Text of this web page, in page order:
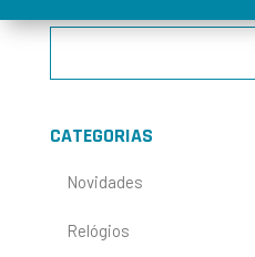
CATEGORIAS
Novidades
Relógios